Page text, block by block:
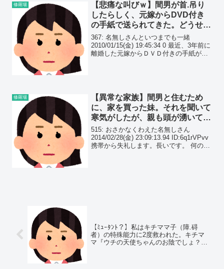
修羅場
【悲痛な叫びｗ】間男が首.吊り
したらしく、元嫁からDVD付き
の手紙で送られてきた。どうせ子
供も間男の子供だし…
367: 名無しさんといつまでも一緒
2010/01/15(金) 19:45:34 0 最近、3年前に
離婚した元嫁からＤＶＤ付きの手紙が届
修羅場
【異常な家族】間男と住むため
に、家を買った妹。それを聞いて
寒気がしたが、親も頭が湧いてる
ようだった。
515: おさかなくわえた名無しさん
2014/02/28(金) 23:09:13.94 ID:6q1rVPvv
携帯から失礼します。長いです。 何の変
【ﾐｭｰﾀﾝﾄ？】私はキチママ子（障.碍
者）の特殊能力に2度救われた。キチマ
マ『ウチの天使ちゃんのお陰でしょ？慰